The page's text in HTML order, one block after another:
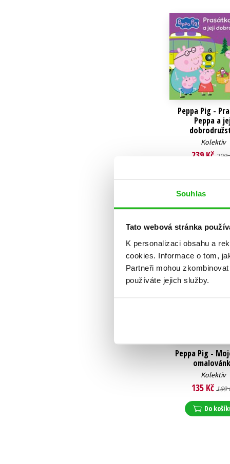
Souhlas
Tato webová stránka
K personalizaci obsahu a
cookies. Informace o tom,
Partneři mohou
používáte jejich služby.
Peppa Pig -
Peppa a
Kolektiv
239 Kč 299
Peppa Pig -
Kolektiv
135 Kč 169
Do